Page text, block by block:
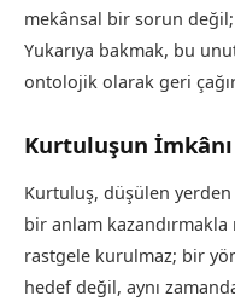
mekânsal bir sorun değil;
Yukarıya bakmak, bu
ontolojik olarak geri
Kurtuluşun
Kurtuluş, düşülen yerden
bir anlam
rastgele kurulmaz; bir
hedef değil, aynı